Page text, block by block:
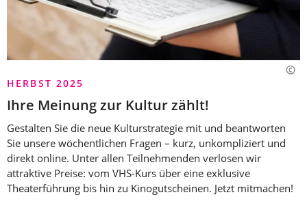
HERBST 2025
Ihre Meinung zur Kultur zählt!
Gestalten Sie die neue Kulturstrategie mit und beantworten
Sie unsere wöchentlichen Fragen – kurz, unkompliziert und
direkt online. Unter allen Teilnehmenden verlosen wir
attraktive Preise: vom VHS-Kurs über eine exklusive
Theaterführung bis hin zu Kinogutscheinen. Jetzt mitmachen!